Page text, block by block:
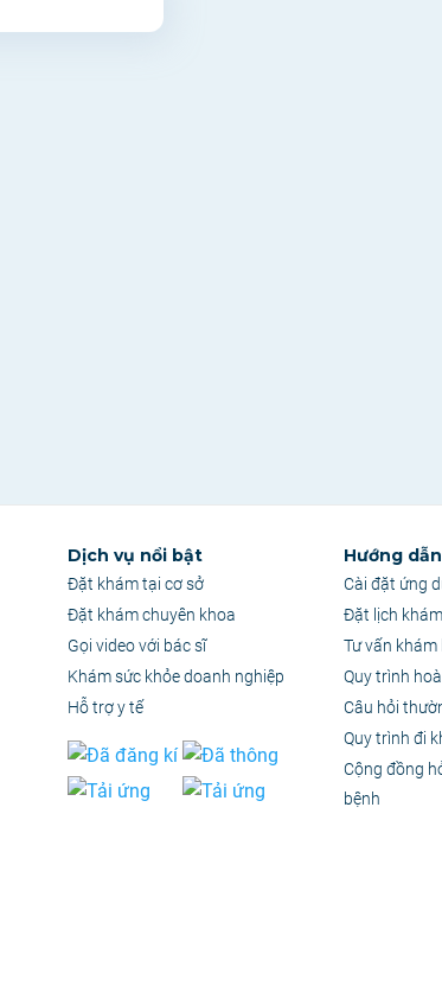
Dịch vụ nổi bật
Đặt khám tại cơ sở
Đặt khám chuyên khoa
Gọi video với bác sĩ
Khám sức khỏe doanh nghiệp
Hỗ trợ y tế
Hướng
Cài đặt ứng
Đặt lịch khám
Tư vấn khám
Quy trình
Câu hỏi
Quy trình đi
Cộng đồng
bệnh